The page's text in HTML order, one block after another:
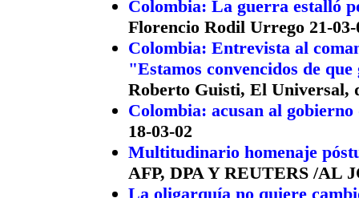
Colombia: La guerra estalló
Florencio Rodil Urrego 21-03-
Colombia: Entrevista al
"Estamos convencidos de
Roberto Guisti, El Universal,
Colombia: acusan al
18-03-02
Multitudinario homenaje
AFP, DPA Y REUTERS /AL
La oligarquía no quiere